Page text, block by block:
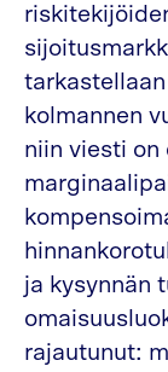
kolmannen
niin viesti
ja kysynnän
rajautunut: